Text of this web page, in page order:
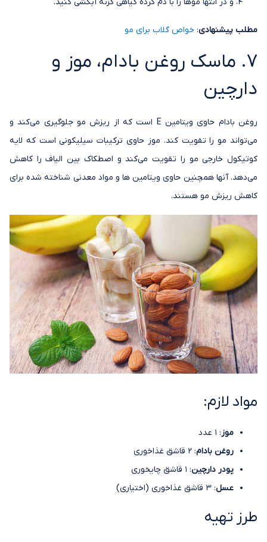
مطلب پیشنهادی: خواص گلاب برای مو
7. ماسک روغن بادام، موز و
دارچین
روغن بادام حاوی ویتامین E است که از ریزش مو جلوگیری می‌کند و
می‌تواند مو را تقویت کند. موز حاوی ترکیبات سیلیکونی است که لایه
کوتیکول خارجی مو را تقویت می‌کند و اصطکاک بین الیاف را کاهش
می‌دهد. آنها همچنین حاوی ویتامین ها و مواد معدنی شناخته شده برای
کاهش ریزش مو هستند.
مواد لازم:
موز: 1 عدد
روغن بادام: 2 قاشق غذاخوری
پودر دارچین: 1 قاشق چایخوری
عسل: 3 قاشق غذاخوری (اختیاری)
طرز تهیه